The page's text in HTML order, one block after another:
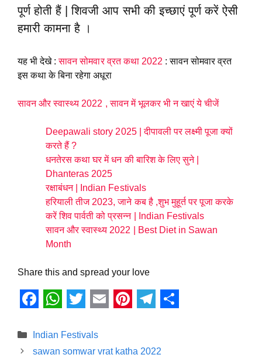
पूर्ण होती हैं | शिवजी आप सभी की इच्छाएं पूर्ण करें ऐसी
हमारी कामना है ।
यह भी देखे :सावन सोमवार व्रत कथा 2022 : सावन सोमवार व्रत
इस कथा के बिना रहेगा अधूरा
सावन और स्वास्थ्य 2022 , सावन में भूलकर भी न खाएं ये चीजें
Deepawali story 2025 | दीपावली पर लक्ष्मी पूजा क्यों
करते हैं ?
धनतेरस कथा घर में धन की बारिश के लिए सुने |
Dhanteras 2025
रक्षाबंधन | Indian Festivals
हरियाली तीज 2023, जाने कब है ,शुभ मुहूर्त पर पूजा करके
करें शिव पार्वती को प्रसन्न | Indian Festivals
सावन और स्वास्थ्य 2022 | Best Diet in Sawan
Month
Share this and spread your love
a
h
w m
Categories
Indian Festivals
sawan somwar vrat katha 2022